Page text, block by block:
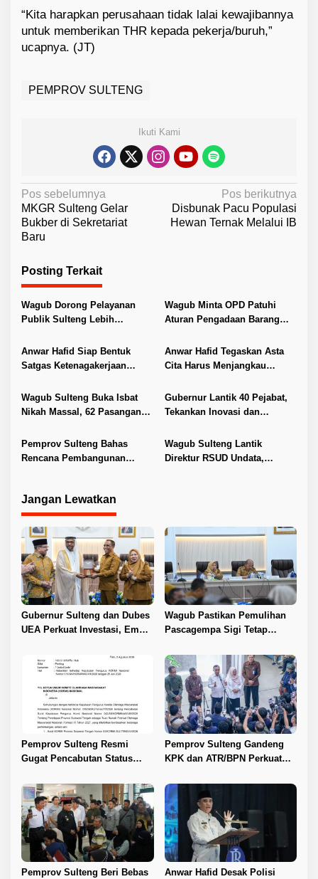
“Kita harapkan perusahaan tidak lalai kewajibannya
untuk memberikan THR kepada pekerja/buruh,”
ucapnya. (JT)
PEMPROV SULTENG
Ikuti Kami
N
a
v
g
a
s
p
s
Pos sebelumnya
MKGR Sulteng Gelar
Bukber di Sekretariat
Baru
Pos berikutnya
Disbunak Pacu Populasi
Hewan Ternak Melalui IB
Posting Terkait
Wagub Dorong Pelayanan
Publik Sulteng Lebih
Wagub Minta OPD Patuhi
Aturan Pengadaan Barang
Anwar Hafid Siap Bentuk
Satgas Ketenagakerjaan
Anwar Hafid Tegaskan Asta
Cita Harus Menjangkau
Wagub Sulteng Buka Isbat
Nikah Massal, 62 Pasangan
Gubernur Lantik 40 Pejabat,
Tekankan Inovasi dan
Pemprov Sulteng Bahas
Rencana Pembangunan
Wagub Sulteng Lantik
Direktur RSUD Undata,
Jangan Lewatkan
Gubernur Sulteng dan Dubes
UEA Perkuat Investasi, Empat
Wagub Pastikan Pemulihan
Pascagempa Sigi Tetap
Pemprov Sulteng Resmi
Gugat Pencabutan Status
Pemprov Sulteng Gandeng
KPK dan ATR/BPN Perkuat
Pemprov Sulteng Beri Bebas
Anwar Hafid Desak Polisi